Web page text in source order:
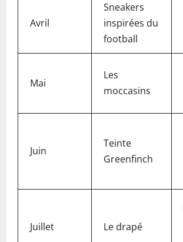
Avril
Sneakers
inspirées du
football
Mai
Les
moccasins
Juin
Teinte
Greenfinch
Juillet Le drapé